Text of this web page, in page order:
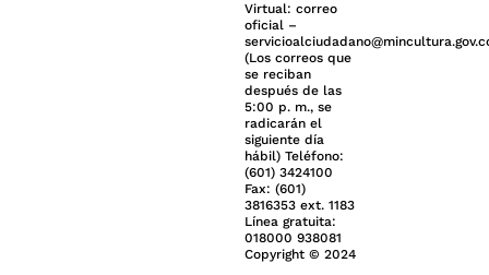
Virtual: correo
oficial –
(Los correos que
se reciban
después de las
5:00 p. m., se
radicarán el
siguiente día
hábil) Teléfono:
(601) 3424100
Fax: (601)
3816353 ext. 1183
Línea gratuita:
018000 938081
Copyright © 2024